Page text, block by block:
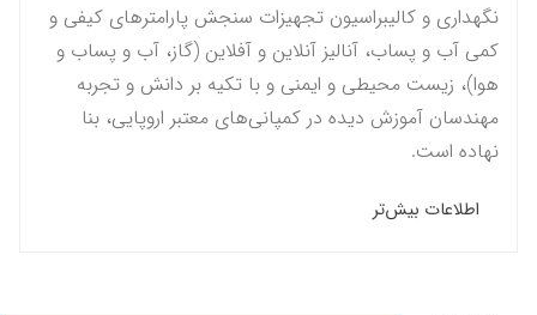
نگهداری و کالیبراسیون تجهیزات سنجش پارامترهای کیفی و
کمی آب و پساب، آنالیز آنلاین و آفلاین (گاز، آب و پساب و
هوا)، زیست محیطی و ایمنی و با تکیه بر دانش و تجربه
مهندسان آموزش دیده در کمپانی‌های معتبر اروپایی، بنا
نهاده است.
اطلاعات بیش‌تر